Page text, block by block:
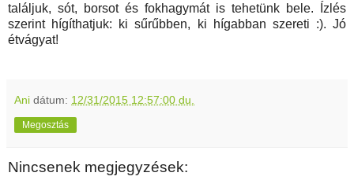
találjuk, sót, borsot és fokhagymát is tehetünk bele. Ízlés
szerint hígíthatjuk: ki sűrűbben, ki hígabban szereti :). Jó
étvágyat!
Ani dátum: 12/31/2015 12:57:00 du.
Megosztás
Nincsenek megjegyzések: